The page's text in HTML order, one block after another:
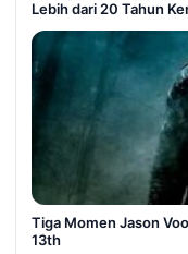
Lebih dari 20 Tahun
Tiga Momen Jason
13th